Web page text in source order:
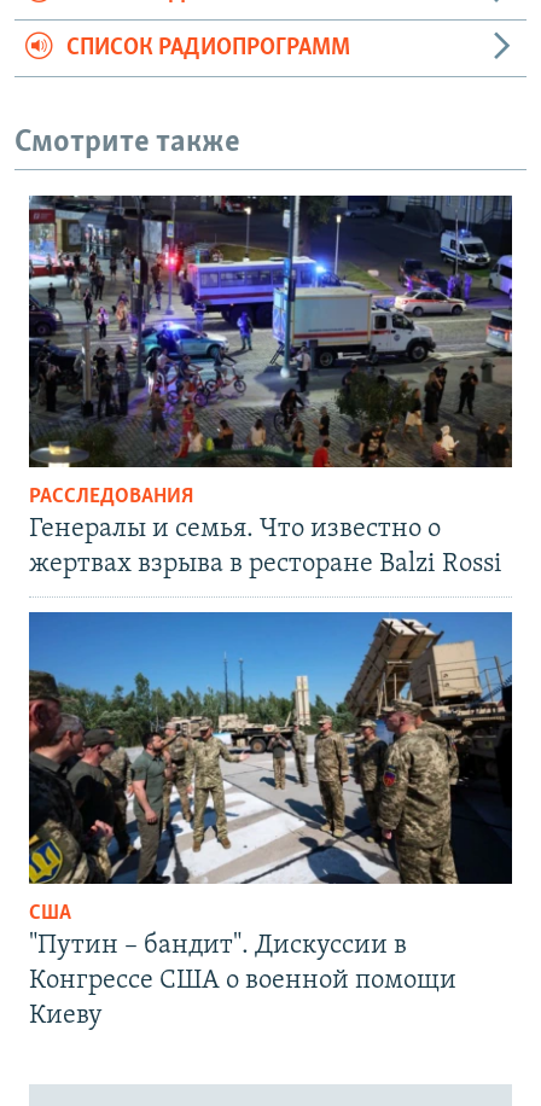
СПИСОК РАДИОПРОГРАММ
Смотрите также
РАССЛЕДОВАНИЯ
Генералы и семья. Что известно о
жертвах взрыва в ресторане Balzi Rossi
США
"Путин – бандит". Дискуссии в
Конгрессе США о военной помощи
Киеву